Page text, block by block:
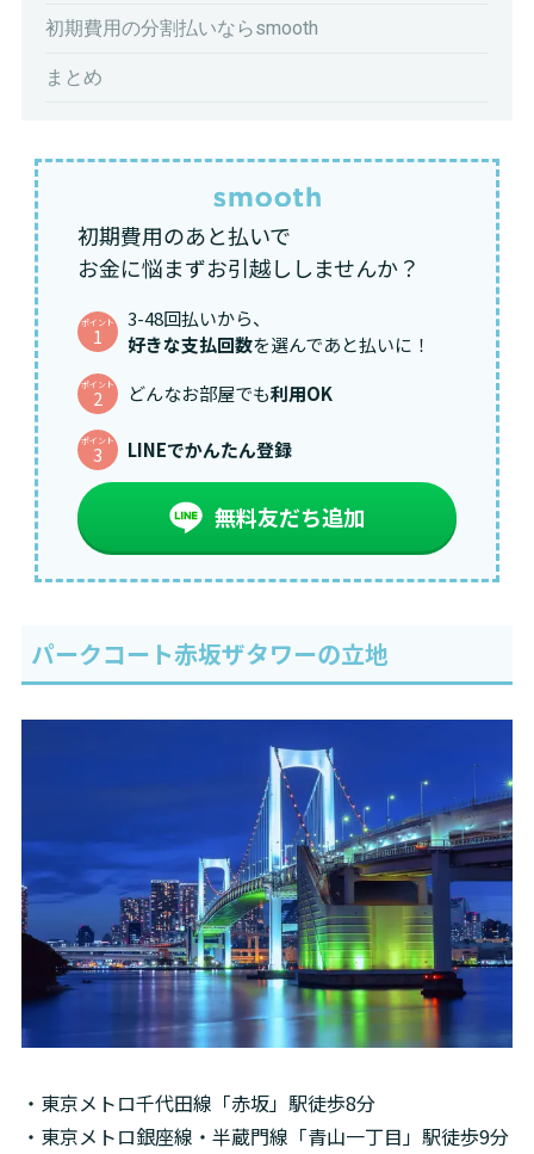
初期費用の分割払いならsmooth
まとめ
初期費用のあと払いで
お金に悩まずお引越ししませんか？
ポイント
1
3-48回払いから、
好きな支払回数を選んであと払いに！
ポイント
2 どんなお部屋でも利用OK
ポイント
3 LINEでかんたん登録
無料友だち追加
パークコート赤坂ザタワーの立地
・東京メトロ千代田線「赤坂」駅徒歩8分
・東京メトロ銀座線・半蔵門線「青山一丁目」駅徒歩9分